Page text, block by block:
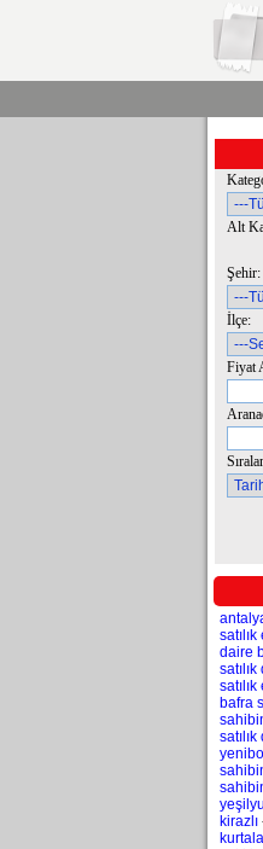
Alt
Şehir:
İlçe:
Fiyat
daire
satılık
bafra
kirazlı